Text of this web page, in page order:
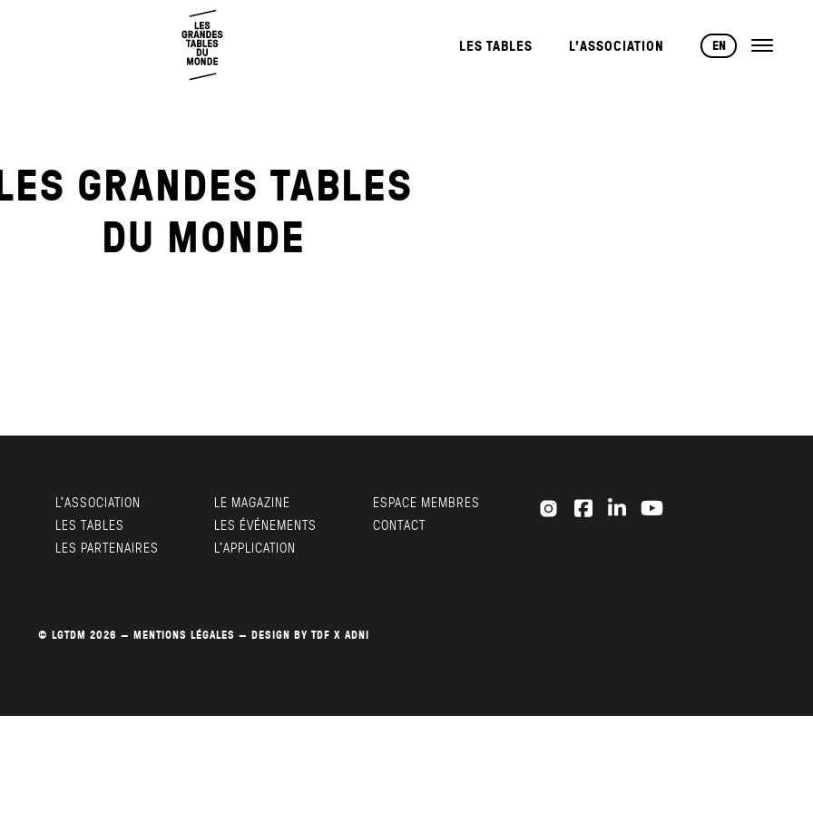
LES TABLES L’ASSOCIATION EN
GRANDES TABLES
DU MONDE
L’ASSOCIATION
LES TABLES
LES PARTENAIRES
LE MAGAZINE
LES ÉVÉNEMENTS
L’APPLICATION
ESPACE MEMBRES
CONTACT
© LGTDM 2026 — MENTIONS LÉGALES — DESIGN BY TDF X ADNI